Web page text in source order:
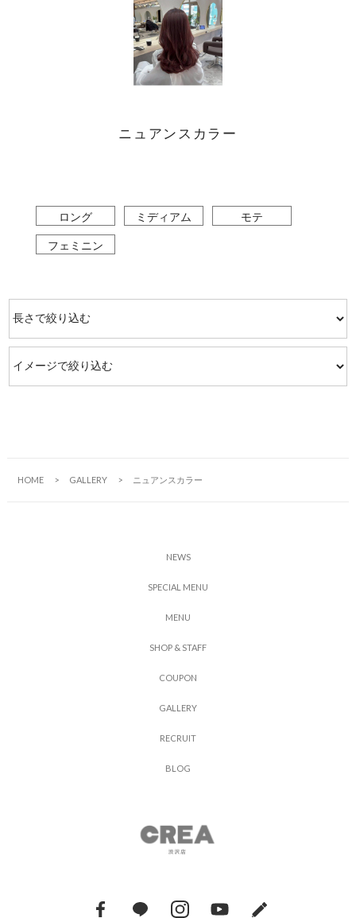
ニュアンスカラー
ロング ミディアム モテ
フェミニン
HOME GALLERY ニュアンスカラー
NEWS
SPECIAL MENU
MENU
SHOP & STAFF
COUPON
GAL L ERY
RECRUIT
BL OG